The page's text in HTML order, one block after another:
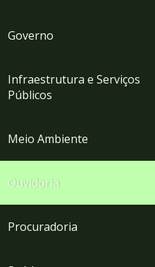
Governo
Infraestrutura e Serviços
Públicos
Meio Ambiente
Ouvidoria
Procuradoria